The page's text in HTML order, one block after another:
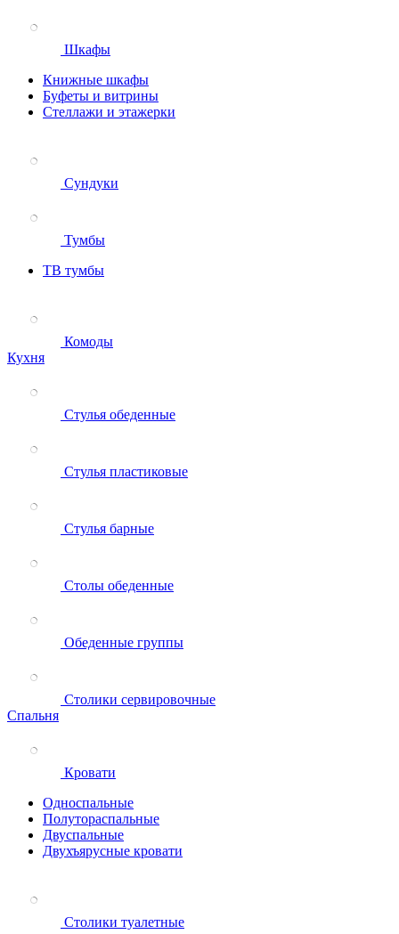
Шкафы
Книжные шкафы
Буфеты и витрины
Стеллажи и этажерки
Сундуки
Тумбы
ТВ тумбы
Комоды
Кухня
Стулья обеденные
Стулья пластиковые
Стулья барные
Столы обеденные
Обеденные группы
Столики сервировочные
Спальня
Кровати
Односпальные
Полутораспальные
Двуспальные
Двухъярусные кровати
Столики туалетные